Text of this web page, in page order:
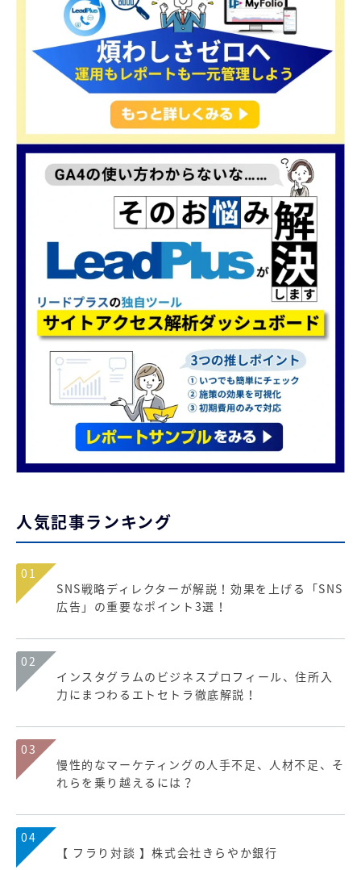
人気記事ランキング
01
SNS戦略ディレクターが解説！効果を上げる「SNS
広告」の重要なポイント3選！
02
インスタグラムのビジネスプロフィール、住所入
力にまつわるエトセトラ徹底解説！
03
慢性的なマーケティングの人手不足、人材不足、そ
れらを乗り越えるには？
04
【 フラり対談 】株式会社きらやか銀行